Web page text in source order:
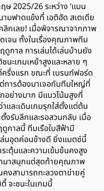
2025/26 ระหว่าง ‘แมน
มฟาดแข้งที่ เอติฮัด สเตเดีย
ลิกเลย! เมื่อพิจารณาจากภาพ
เจน ทั้งในเรื่องคุณภาพทีม
ดูกาล การเล่นได้เล่นบ้านยัง
ะเกมเหย้าสูงและหลาย ๆ
รึ่งแรก ขณะที่ เบรนท์ฟอร์ด
การต้องมาเจอกับทีมใหญ่ที่
อย่างมาก มีแนวโน้มสูงที่
และเดินเกมรุกใส่ตั้งแต่ต้น
งรับลึกและรอสวนกลับ เมื่อ
กาลนี้ ทีมเรือใบสีฟ้ามี
ล่นอุดค่อนข้างดี ยิ่งแมตช์นี้
ตุ้นและความเข้มข้นคงสูง
มาสนุกแต่สุดท้ายคุณภาพ
งสามารถทะลวงตาข่ายคู่
จะชนะในเกมนี้